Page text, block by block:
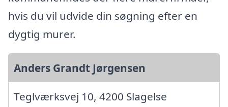
hvis du vil udvide din søgning efter en
dygtig murer.
Anders Grandt Jørgensen
Teglværksvej 10, 4200 Slagelse